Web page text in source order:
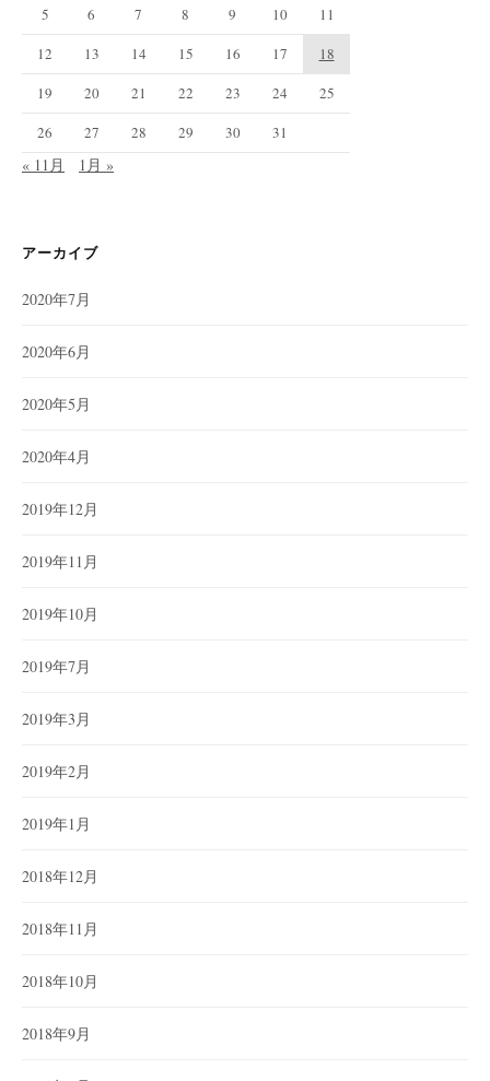
5
6 7 8 9 10
11
12
13 14 15 16 17
18
19
20 21 22 23 24
25
26
27 28 29 30 31
« 11月 1月 »
アーカイブ
2020年7月
2020年6月
2020年5月
2020年4月
2019年12月
2019年11月
2019年10月
2019年7月
2019年3月
2019年2月
2019年1月
2018年12月
2018年11月
2018年10月
2018年9月